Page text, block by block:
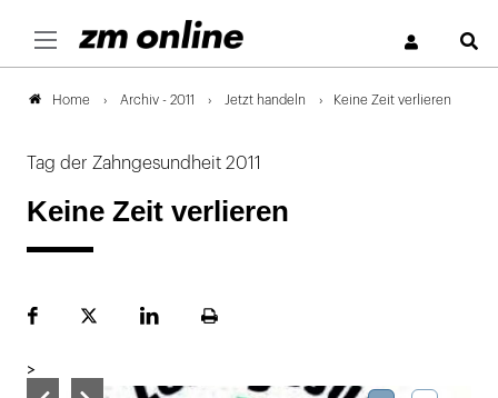
Home Archiv - 2011 Jetzt handeln Keine Zeit verlieren
Tag der Zahngesundheit 2011
Keine Zeit verlieren
FacebookPlattformLinekdInSeite
>